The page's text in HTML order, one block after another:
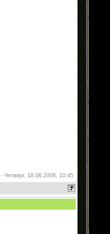
- Четверг, 18.06.2009, 10:45